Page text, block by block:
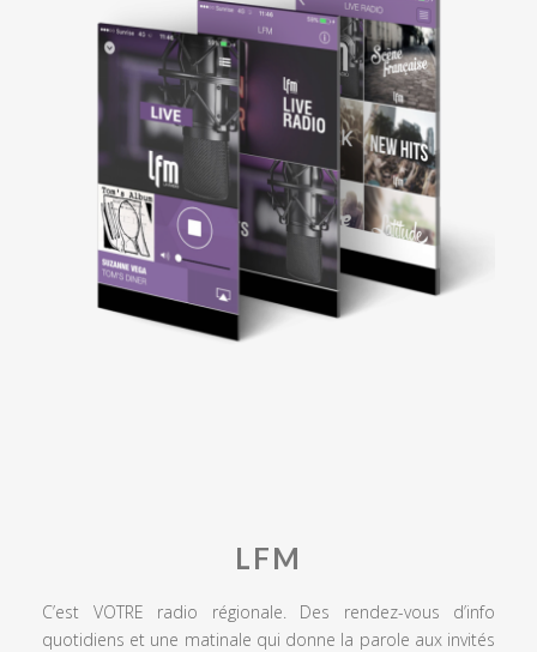
LFM
C’est VOTRE radio régionale. Des rendez-vous d’info
quotidiens et une matinale qui donne la parole aux invités